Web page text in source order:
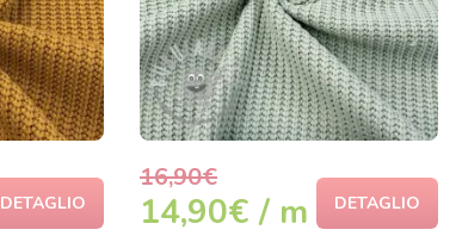
DETAGLIO
16,90€
14,90€ / m DETAGLIO